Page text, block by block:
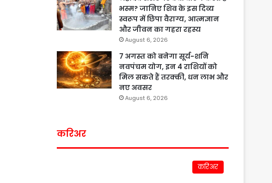
भस्म? जानिए शिव के इस दिव्य
स्वरूप में छिपा वैराग्य, आत्मज्ञान
और जीवन का गहरा रहस्य
August 6, 2026
7 अगस्त को बनेगा सूर्य-शनि
नवपंचम योग, इन 4 राशियों को
मिल सकते हैं तरक्की, धन लाभ और
नए अवसर
August 6, 2026
करिअर
करिअर